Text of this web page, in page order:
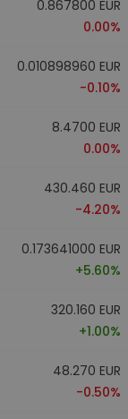
0.867800 EUR
0.00%
0.010898960 EUR
-0.10%
8.4700 EUR
0.00%
430.460 EUR
-4.20%
0.173641000 EUR
+5.60%
320.160 EUR
+1.00%
48.270 EUR
-0.50%